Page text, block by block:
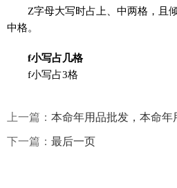
Z字母大写时占上、中两格，且
中格。
f小写占几格
f小写占3格
上一篇： 本命年用品批发，本命年
下一篇： 最后一页